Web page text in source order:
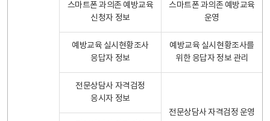
스마트폰 과의존 예방교육
신청자 정보
스마트폰 과의존 예방교육
운영
예방교육 실시현황조사
응답자 정보
예방교육 실시현황조사를
위한 응답자 정보 관리
전문상담사 자격검정
응시자 정보
전문상담사 자격검정 운영